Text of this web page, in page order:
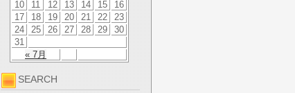
« 7月
10
11 12 13 14 15
16
17
18 19 20 21 22
23
24
25 26 27 28 29
30
31
SEARCH